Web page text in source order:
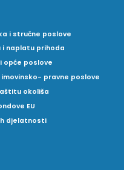
i stručne poslove
i naplatu prihoda
opće poslove
pravne poslove
okoliša
EU
djelatnosti